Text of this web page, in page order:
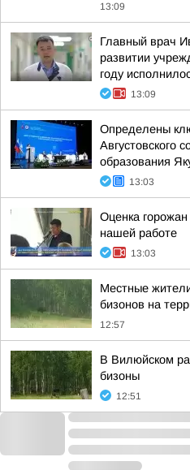
13:09
Главный врач
развитии
году
13:09
Определены
Августовского
образования
13:03
Оценка
нашей работе
13:03
Местные
бизонов на
12:57
В Вилюйском
бизоны
12:51